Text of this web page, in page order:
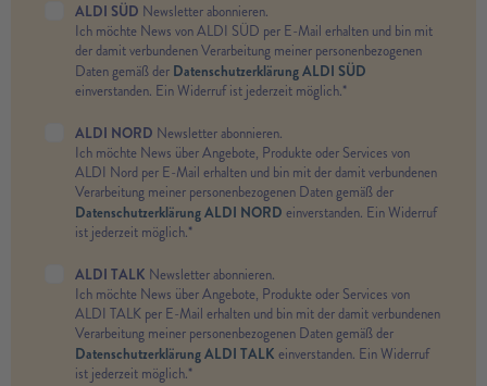
ALDI SÜD Newsletter abonnieren.
Ich möchte News von ALDI SÜD per E-Mail erhalten und bin mit
der damit verbundenen Verarbeitung meiner personenbezogenen
Daten gemäß der Datenschutzerklärung ALDI SÜD
einverstanden. Ein Widerruf ist jederzeit möglich.*
ALDI NORD Newsletter abonnieren.
Ich möchte News über Angebote, Produkte oder Services von
ALDI Nord per E-Mail erhalten und bin mit der damit verbundenen
Verarbeitung meiner personenbezogenen Daten gemäß der
Datenschutzerklärung ALDI NORD einverstanden. Ein Widerruf
ist jederzeit möglich.*
ALDI TALK Newsletter abonnieren.
Ich möchte News über Angebote, Produkte oder Services von
ALDI TALK per E-Mail erhalten und bin mit der damit verbundenen
Verarbeitung meiner personenbezogenen Daten gemäß der
Datenschutzerklärung ALDI TALK einverstanden. Ein Widerruf
ist jederzeit möglich.*